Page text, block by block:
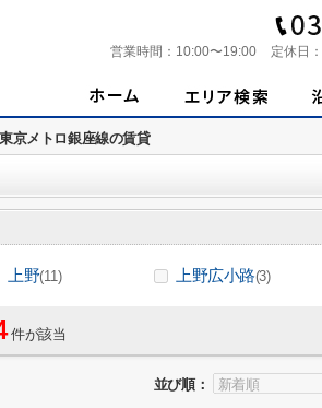
営業時間： 10:00〜19:00 定休日：
東京メトロ銀座線の賃貸
上野(11) 上野広小路(3)
件が該当
並び順：